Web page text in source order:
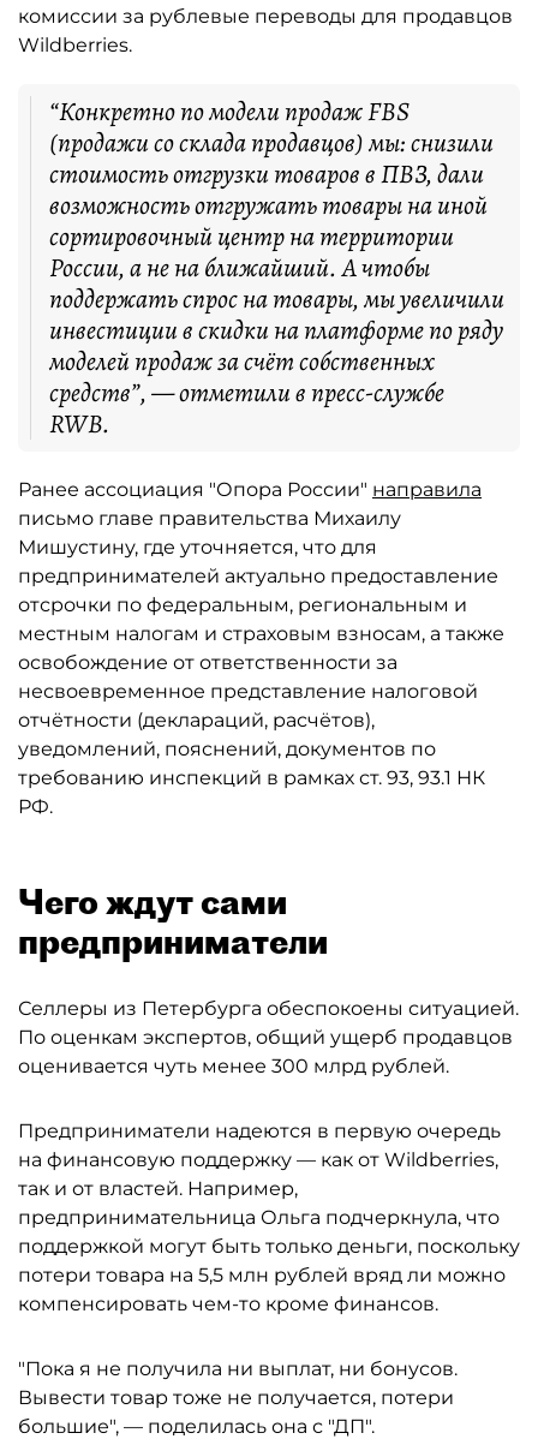
комиссии за рублевые переводы для продавцов
Wildberries.
“Конкретно по модели продаж FBS
(продажи со склада продавцов) мы: снизили
стоимость отгрузки товаров в ПВЗ, дали
возможность отгружать товары на иной
сортировочный центр на территории
России, а не на ближайший. А чтобы
поддержать спрос на товары, мы увеличили
инвестиции в скидки на платформе по ряду
моделей продаж за счёт собственных
средств”, — отметили в пресс-службе
RWB.
Ранее ассоциация "Опора России" направила
письмо главе правительства Михаилу
Мишустину, где уточняется, что для
предпринимателей актуально предоставление
отсрочки по федеральным, региональным и
местным налогам и страховым взносам, а также
освобождение от ответственности за
несвоевременное представление налоговой
отчётности (деклараций, расчётов),
уведомлений, пояснений, документов по
требованию инспекций в рамках ст. 93, 93.1 НК
РФ.
Чего ждут сами
предприниматели
Селлеры из Петербурга обеспокоены ситуацией.
По оценкам экспертов, общий ущерб продавцов
оценивается чуть менее 300 млрд рублей.
Предприниматели надеются в первую очередь
на финансовую поддержку — как от Wildberries,
так и от властей. Например,
предпринимательница Ольга подчеркнула, что
поддержкой могут быть только деньги, поскольку
потери товара на 5,5 млн рублей вряд ли можно
компенсировать чем-то кроме финансов.
"Пока я не получила ни выплат, ни бонусов.
Вывести товар тоже не получается, потери
большие", — поделилась она с "ДП".